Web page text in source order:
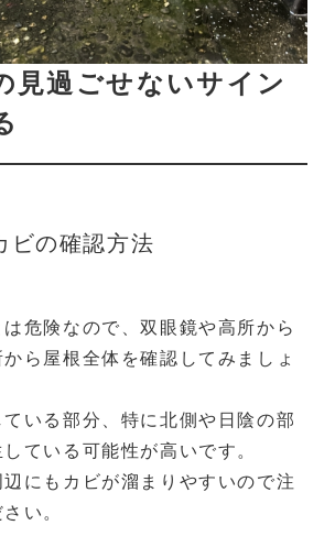
見過ごせないサイン
ビの確認方法
危険なので、双眼鏡や高所から
ら屋根全体を確認してみましょ
いる部分、特に北側や日陰の部
ている可能性が高いです。
にもカビが溜まりやすいので注
い。